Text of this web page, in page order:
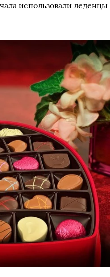
использовали леденцы